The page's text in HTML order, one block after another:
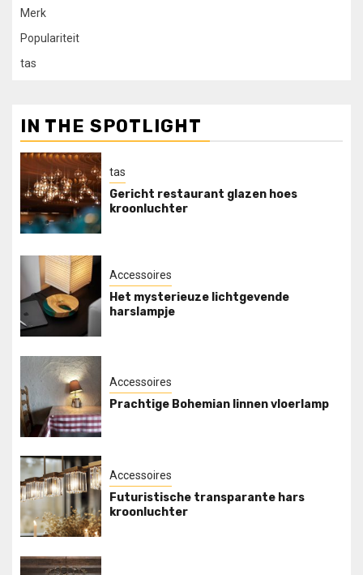
Merk
Populariteit
tas
IN THE SPOTLIGHT
tas
Gericht restaurant glazen hoes
kroonluchter
Accessoires
Het mysterieuze lichtgevende
harslampje
Accessoires
Prachtige Bohemian linnen vloerlamp
Accessoires
Futuristische transparante hars
kroonluchter